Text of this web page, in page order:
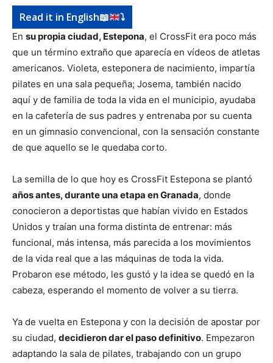
Read it in English📖 ⤵️
En su propia ciudad, Estepona, el CrossFit era poco más
que un término extraño que aparecía en vídeos de atletas
americanos. Violeta, esteponera de nacimiento, impartía
pilates en una sala pequeña; Josema, también nacido
aquí y de familia de toda la vida en el municipio, ayudaba
en la cafetería de sus padres y entrenaba por su cuenta
en un gimnasio convencional, con la sensación constante
de que aquello se le quedaba corto.
La semilla de lo que hoy es CrossFit Estepona se plantó
años antes, durante una etapa en Granada, donde
conocieron a deportistas que habían vivido en Estados
Unidos y traían una forma distinta de entrenar: más
funcional, más intensa, más parecida a los movimientos
de la vida real que a las máquinas de toda la vida.
Probaron ese método, les gustó y la idea se quedó en la
cabeza, esperando el momento de volver a su tierra.
Ya de vuelta en Estepona y con la decisión de apostar por
su ciudad, decidieron dar el paso definitivo. Empezaron
adaptando la sala de pilates, trabajando con un grupo